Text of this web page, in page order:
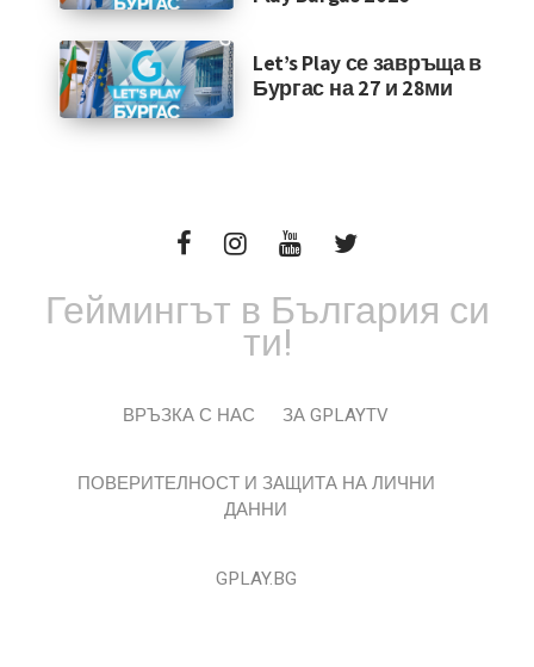
Let’s Play се завръща в
Бургас на 27 и 28ми
Геймингът в България си
ти!
ВРЪЗКА С НАС ЗА GPLAYTV
ПОВЕРИТЕЛНОСТ И ЗАЩИТА НА ЛИЧНИ
ДАННИ
GPLAY.BG